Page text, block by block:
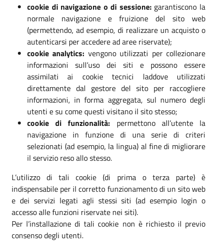
cookie di navigazione o di sessione:garantiscono la
normale navigazione e fruizione del sito web
(permettendo, ad esempio, di realizzare un acquisto o
autenticarsi per accedere ad aree riservate);
cookie analytics: vengono utilizzati per collezionare
informazioni sull’uso dei siti e possono essere
assimilati ai cookie tecnici laddove utilizzati
direttamente dal gestore del sito per raccogliere
informazioni, in forma aggregata, sul numero degli
utenti e su come questi visitano il sito stesso;
cookie di funzionalità: permettono all’utente la
navigazione in funzione di una serie di criteri
selezionati (ad esempio, la lingua) al fine di migliorare
il servizio reso allo stesso.
L’utilizzo di tali cookie (di prima o terza parte) è
indispensabile per il corretto funzionamento di un sito web
e dei servizi legati agli stessi siti (ad esempio login o
accesso alle funzioni riservate nei siti).
Per l’installazione di tali cookie non è richiesto il previo
consenso degli utenti.